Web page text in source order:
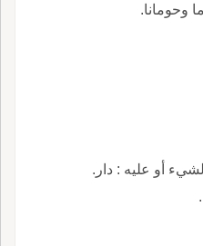
وحومانا.
أو عليه : دار.